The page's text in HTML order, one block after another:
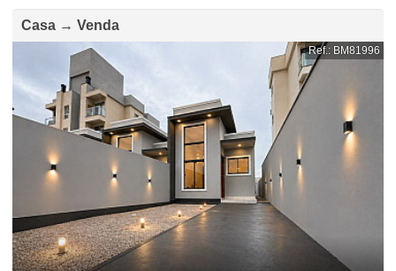
Casa → Venda
Ref.: BM81996